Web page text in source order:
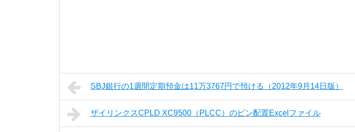
SBJ銀行の1週間定期預金は11万3767円で預ける（2012年9月14日版）
ザイリンクスCPLD XC9500（PLCC）のピン配置Excelファイル